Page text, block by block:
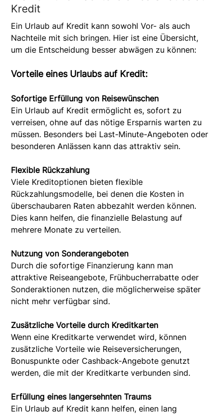
Kredit
Ein Urlaub auf Kredit kann sowohl Vor- als auch
Nachteile mit sich bringen. Hier ist eine Übersicht,
um die Entscheidung besser abwägen zu können:
Vorteile eines Urlaubs auf Kredit:
Sofortige Erfüllung von Reisewünschen
Ein Urlaub auf Kredit ermöglicht es, sofort zu
verreisen, ohne auf das nötige Ersparnis warten zu
müssen. Besonders bei Last-Minute-Angeboten oder
besonderen Anlässen kann das attraktiv sein.
Flexible Rückzahlung
Viele Kreditoptionen bieten flexible
Rückzahlungsmodelle, bei denen die Kosten in
überschaubaren Raten abbezahlt werden können.
Dies kann helfen, die finanzielle Belastung auf
mehrere Monate zu verteilen.
Nutzung von Sonderangeboten
Durch die sofortige Finanzierung kann man
attraktive Reiseangebote, Frühbucherrabatte oder
Sonderaktionen nutzen, die möglicherweise später
nicht mehr verfügbar sind.
Zusätzliche Vorteile durch Kreditkarten
Wenn eine Kreditkarte verwendet wird, können
zusätzliche Vorteile wie Reiseversicherungen,
Bonuspunkte oder Cashback-Angebote genutzt
werden, die mit der Kreditkarte verbunden sind.
Erfüllung eines langersehnten Traums
Ein Urlaub auf Kredit kann helfen, einen lang